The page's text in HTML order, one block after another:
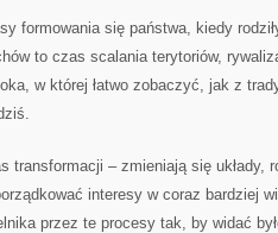
formowania się państwa, kiedy
to czas scalania terytoriów,
w której łatwo zobaczyć, jak z
transformacji – zmieniają się układy,
interesy w coraz bardziej
przez te procesy tak, by widać